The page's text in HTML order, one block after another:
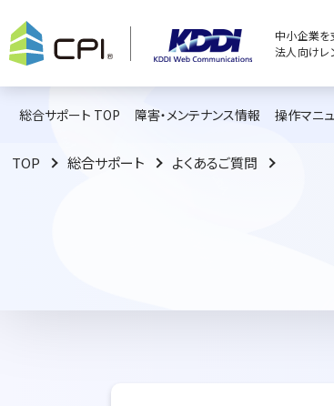
中小企業を
法人向けレ
総合サポート TOP 障害・メンテナンス情報 操作マニ
TOP 総合サポート よくあるご質問